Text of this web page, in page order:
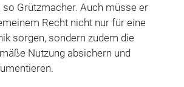
so Grützmacher. Auch müsse er
Recht nicht nur für eine
sorgen, sondern zudem die
Nutzung absichern und